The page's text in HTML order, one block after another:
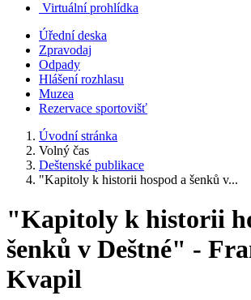
Virtuální prohlídka
Úřední deska
Zpravodaj
Odpady
Hlášení rozhlasu
Muzea
Rezervace sportovišť
Úvodní stránka
Volný čas
Deštenské publikace
"Kapitoly k historii hospod a šenků v...
"Kapitoly k historii
šenků v Deštné" -
Kvapil